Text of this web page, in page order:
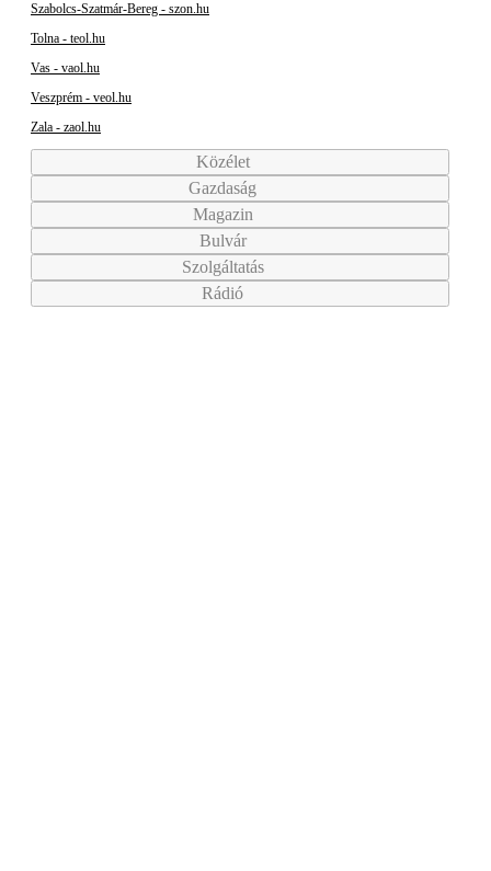
Szabolcs-Szatmár-Bereg - szon.hu
Tolna - teol.hu
Vas - vaol.hu
Veszprém - veol.hu
Zala - zaol.hu
Közélet
Gazdaság
Magazin
Bulvár
Szolgáltatás
Rádió